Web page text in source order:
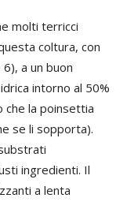
molti terricci
coltura, con
a un buon
intorno al 50%
che la poinsettia
se li sopporta).
ingredienti. Il
a lenta